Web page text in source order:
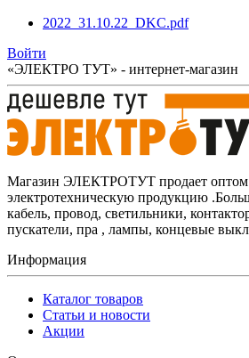
2022_31.10.22_DKC.pdf
Войти
«ЭЛЕКТРО ТУТ» - интернет-магазин
Магазин ЭЛЕКТРОТУТ продает оптом
электротехническую продукцию
кабель, провод, светильники,
пускатели, пра , лампы, концевые
Информация
Каталог товаров
Статьи и новости
Акции